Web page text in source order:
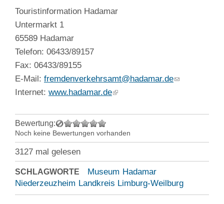
Touristinformation Hadamar
Untermarkt 1
65589 Hadamar
Telefon: 06433/89157
Fax: 06433/89155
E-Mail: fremdenverkehrsamt@hadamar.de
Internet: www.hadamar.de
Bewertung:
Noch keine Bewertungen vorhanden
3127 mal gelesen
SCHLAGWORTE Museum Hadamar
Niederzeuzheim Landkreis Limburg-Weilburg